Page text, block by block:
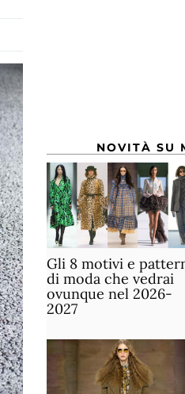
NOVITÀ SU
Gli 8 motivi e
di moda che vedrai
ovunque nel 2026-
2027